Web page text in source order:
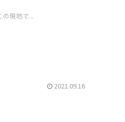
現地で...
2021.09.16